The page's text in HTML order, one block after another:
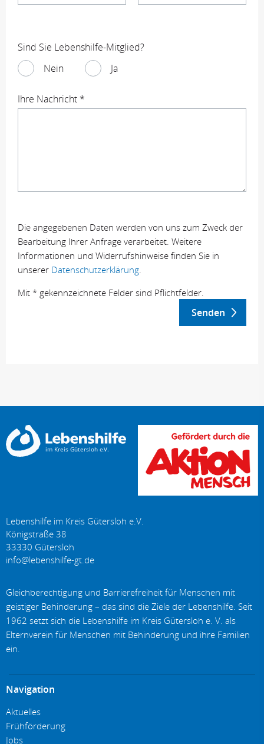
Sind Sie Lebenshilfe-Mitglied?
Nein
Ja
Ihre Nachricht *
Die angegebenen Daten werden von uns zum Zweck der
Bearbeitung Ihrer Anfrage verarbeitet. Weitere
Informationen und Widerrufshinweise finden Sie in
unserer Datenschutzerklärung.
Mit * gekennzeichnete Felder sind Pflichtfelder.
Senden
Lebenshilfe im Kreis Gütersloh e.V.
Königstraße 38
33330 Gütersloh
Gleichberechtigung und Barrierefreiheit für Menschen mit
geistiger Behinderung – das sind die Ziele der Lebenshilfe. Seit
1962 setzt sich die Lebenshilfe im Kreis Gütersloh e. V. als
Elternverein für Menschen mit Behinderung und ihre Familien
ein.
Navigation
Aktuelles
Frühförderung
Jobs